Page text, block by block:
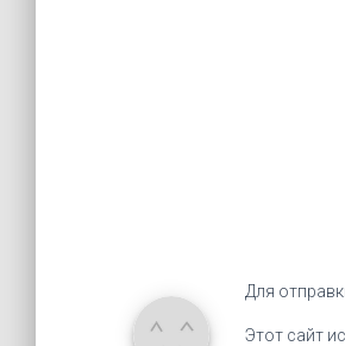
Для
Этот сайт